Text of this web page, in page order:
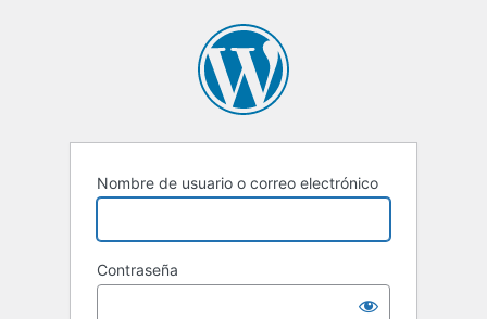
Nombre de usuario o correo electrónico
Contraseña